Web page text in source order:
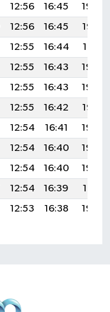
12:56 16:45
19:54
12:56 16:45
19:52
12:55 16:44
19:51
12:55 16:43
19:50
12:55 16:43
19:48
12:55 16:42
19:47
12:54 16:41
19:45
12:54 16:40
19:44
12:54 16:40
19:42
12:54 16:39
19:41
12:53 16:38 19:39